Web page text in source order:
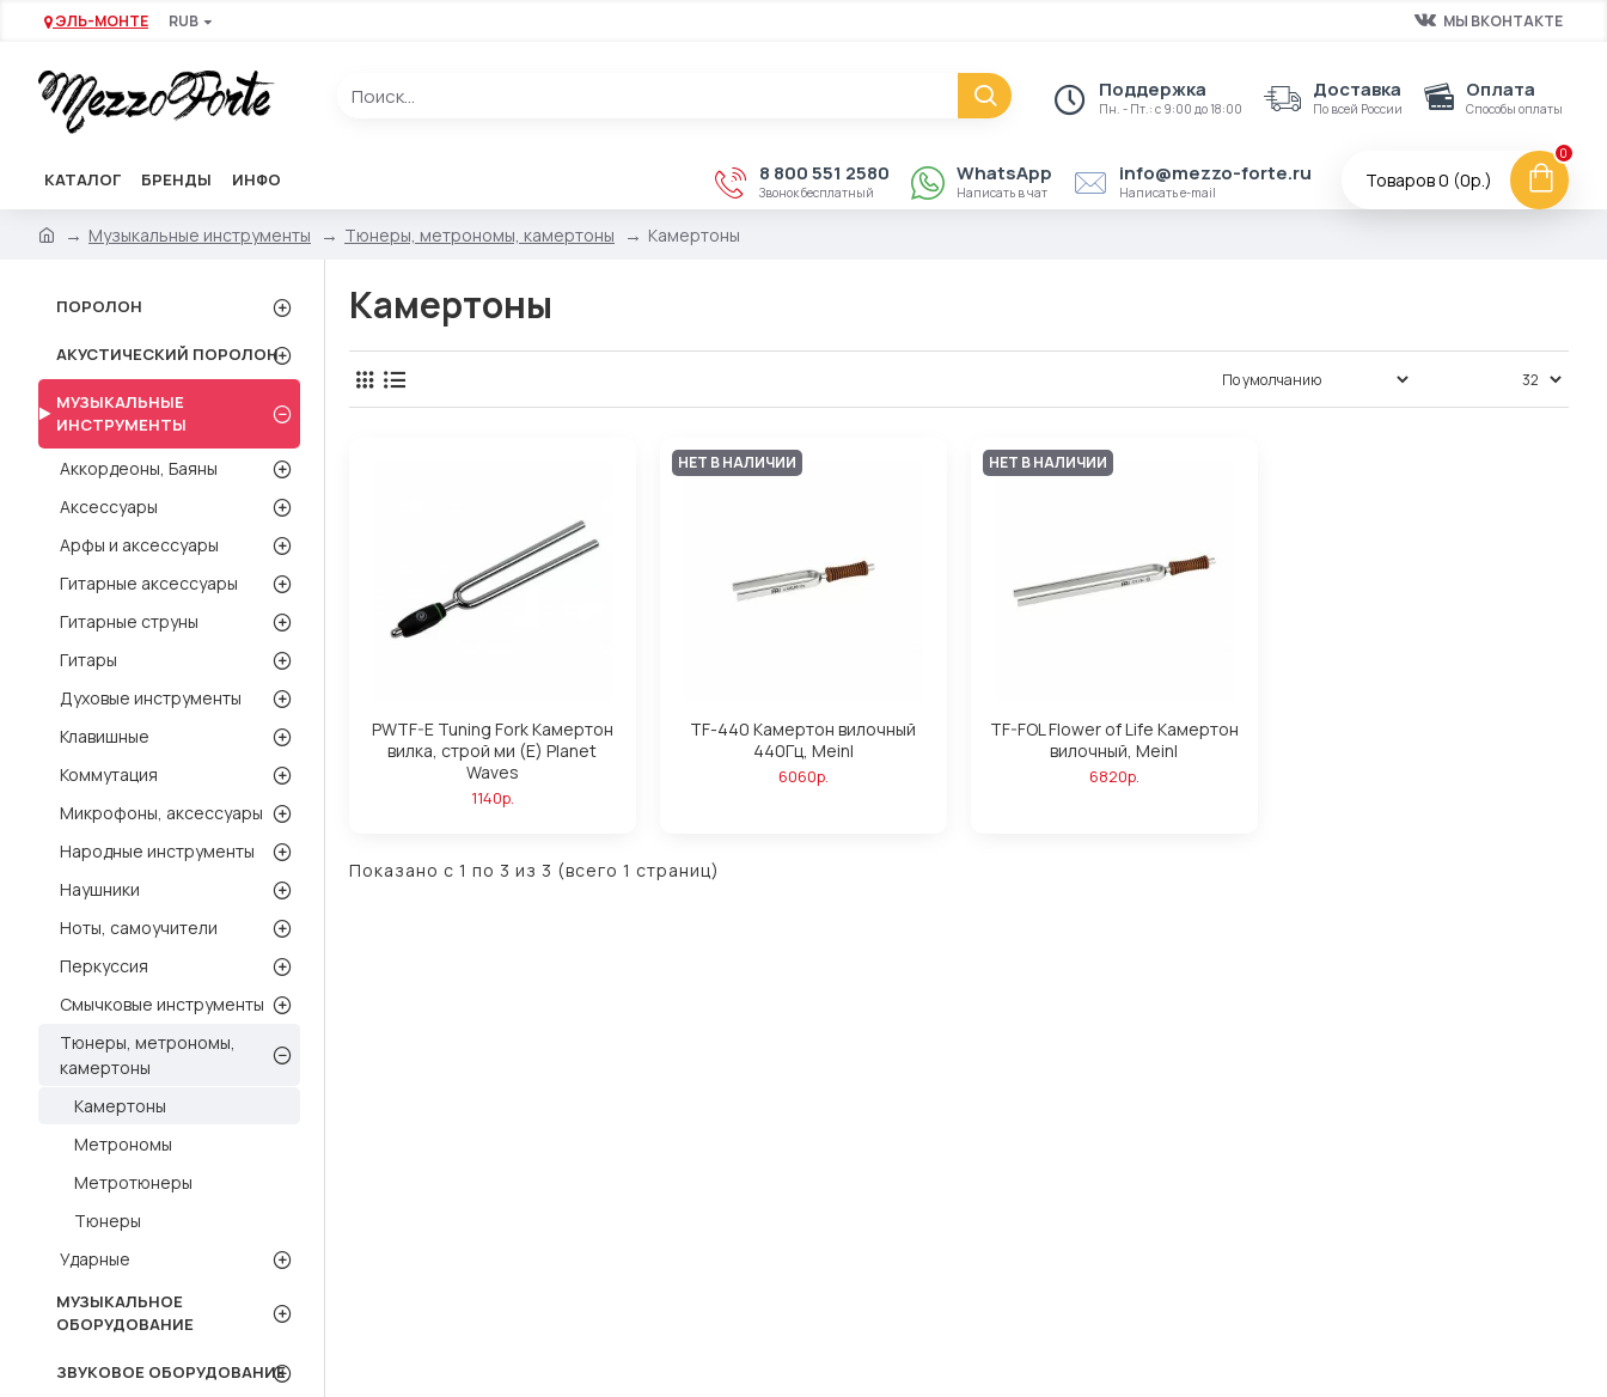
ЭЛЬ-МОНТЕ RUB МЫ ВКОНТАКТЕ
Поддержка
Пн. - Пт.: с 9:00 до 18:00
Доставка
По всей России
Оплата
Способы оплаты
КАТАЛОГ БРЕНДЫ ИНФО 8 800 551 2580
Звонок бесплатный
WhatsApp
Написать в чат
info@mezzo-forte.ru
Написать e-mail
Товаров 0 (0р.)
0
Музыкальные инструменты Тюнеры, метрономы, камертоны Камертоны
ПОРОЛОН
АКУСТИЧЕСКИЙ ПОРОЛОН
МУЗЫКАЛЬНЫЕ
ИНСТРУМЕНТЫ
Аккордеоны, Баяны
Аксессуары
Арфы и аксессуары
Гитарные аксессуары
Гитарные струны
Гитары
Духовые инструменты
Клавишные
Коммутация
Микрофоны, аксессуары
Народные инструменты
Наушники
Ноты, самоучители
Перкуссия
Смычковые инструменты
Тюнеры, метрономы,
камертоны
Камертоны
Метрономы
Метротюнеры
Тюнеры
Ударные
МУЗЫКАЛЬНОЕ
ОБОРУДОВАНИЕ
ЗВУКОВОЕ ОБОРУДОВАНИЕ
Камертоны
PWTF-E Tuning Fork Камертон
вилка, строй ми (Е) Planet
Waves
1140р.
НЕТ В НАЛИЧИИ
TF-440 Камертон вилочный
440Гц, Meinl
6060р.
НЕТ В НАЛИЧИИ
TF-FOL Flower of Life Камертон
вилочный, Meinl
6820р.
Показано с 1 по 3 из 3 (всего 1 страниц)